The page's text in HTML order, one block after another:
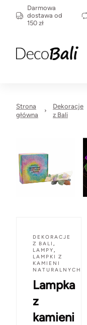
Darmowa
dostawa od
150 zł
Strona
główna
Dekoracje
z Bali
DEKORACJE
Z BALI ,
LAMPY,
LAMPKI Z
KAMIENI
NATURALNYCH
Lampka
z
kamieni